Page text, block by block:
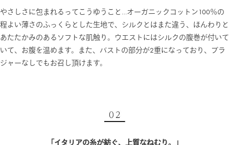
やさしさに包まれるってこうゆうこと…オーガニックコットン100％の
程よい薄さのふっくらとした生地で、シルクとはまた違う、ほんわりと
あたたかみのあるソフトな肌触り。ウエストにはシルクの腹巻が付いて
いて、お腹を温めます。また、バストの部分が2重になっており、ブラ
ジャーなしでもお召し頂けます。
「イタリアの糸が紡ぐ、上質なねむり。」